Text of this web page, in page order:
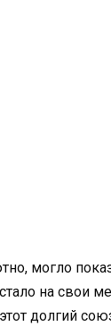
могло
на свои
долгий